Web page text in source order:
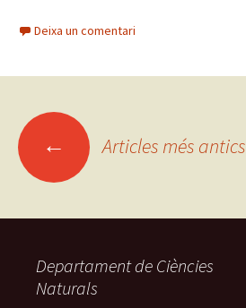
Deixa un comentari
Navegació
pels
articles
← Articles més antics
Departament de Ciències
Naturals